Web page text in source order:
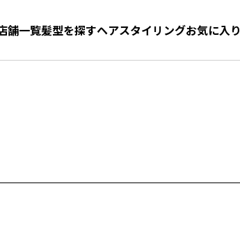
舗一覧髪型を探すヘアスタイリングお気に入り
お気に入り